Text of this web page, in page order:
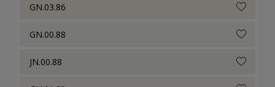
GN.03.86
GN.00.88
JN.00.88